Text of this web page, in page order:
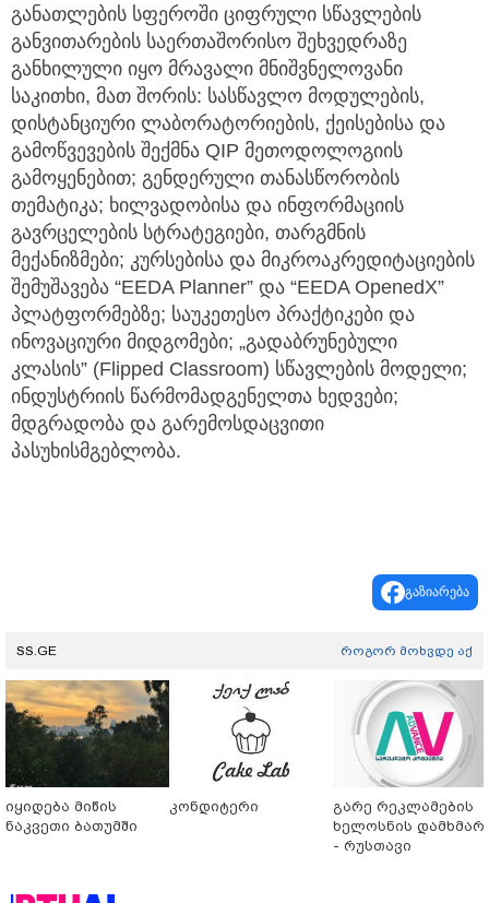
განათლების სფეროში ციფრული სწავლების
განვითარების საერთაშორისო შეხვედრაზე
განხილული იყო მრავალი მნიშვნელოვანი
საკითხი, მათ შორის: სასწავლო მოდულების,
დისტანციური ლაბორატორიების, ქეისებისა და
გამოწვევების შექმნა QIP მეთოდოლოგიის
გამოყენებით; გენდერული თანასწორობის
თემატიკა; ხილვადობისა და ინფორმაციის
გავრცელების სტრატეგიები, თარგმნის
მექანიზმები; კურსებისა და მიკროაკრედიტაციების
შემუშავება “EEDA Planner” და “EEDA OpenedX”
პლატფორმებზე; საუკეთესო პრაქტიკები და
ინოვაციური მიდგომები; „გადაბრუნებული
კლასის” (Flipped Classroom) სწავლების მოდელი;
ინდუსტრიის წარმომადგენელთა ხედვები;
მდგრადობა და გარემოსდაცვითი
პასუხისმგებლობა.
გაზიარება
SS.GE როგორ მოხვდე აქ
იყიდება მიწის
ნაკვეთი ბათუმში
კონდიტერი
გარე რეკლამების
ხელოსნის
- რუსთავი